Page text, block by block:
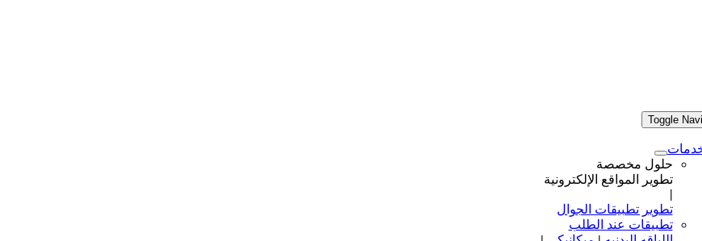
Toggle
حلول مخصصة
تطوير المواقع الإلكترونية
|
تطوير تطبيقات الجوال
تطبيقات عند الطلب